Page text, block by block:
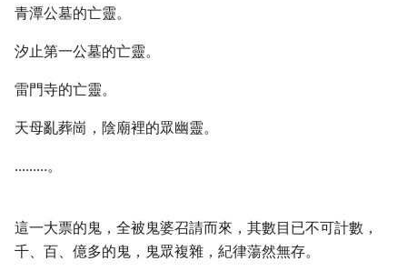
青潭公墓的亡靈。
汐止第一公墓的亡靈。
雷門寺的亡靈。
天母亂葬崗，陰廟裡的眾幽靈。
.........。
這一大票的鬼，全被鬼婆召請而來，其數目已不可計數，
千、百、億多的鬼，鬼眾複雜，紀律蕩然無存。